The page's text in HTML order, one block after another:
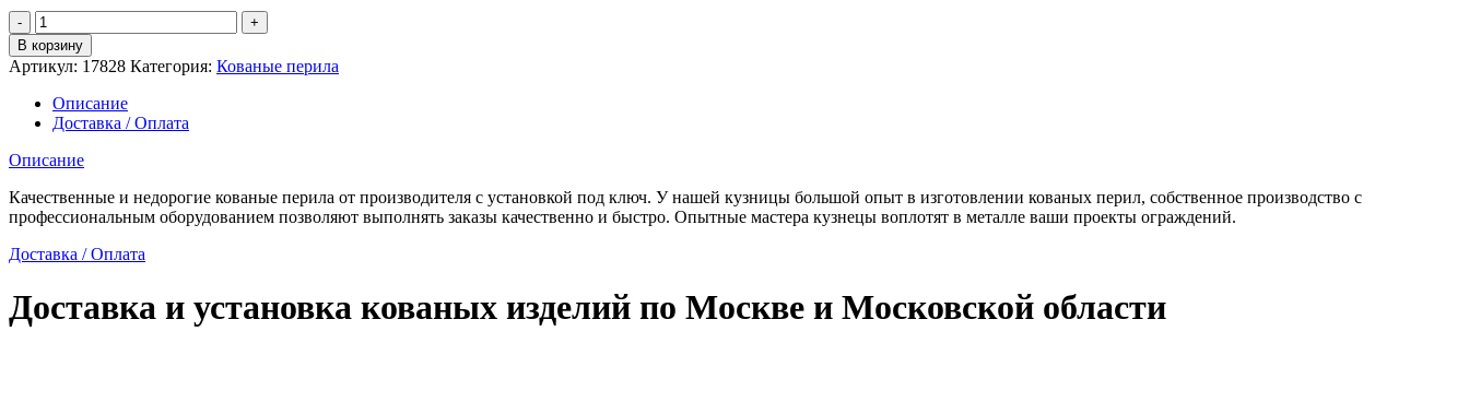
Количество
товара
Элитные
кованые
белые
перила
золотыми
В корзину
Артикул: 17828 Категория: Кованые перила
Описание
Доставка / Оплата
Описание
Качественные и недорогие кованые перила от производителя с установкой под ключ. У нашей кузницы большой опыт в изготовлении кованых перил, собственное производство с
профессиональным оборудованием позволяют выполнять заказы качественно и быстро. Опытные мастера кузнецы воплотят в металле ваши проекты ограждений.
Доставка / Оплата
Доставка и установка кованых изделий по Москве и Московской области